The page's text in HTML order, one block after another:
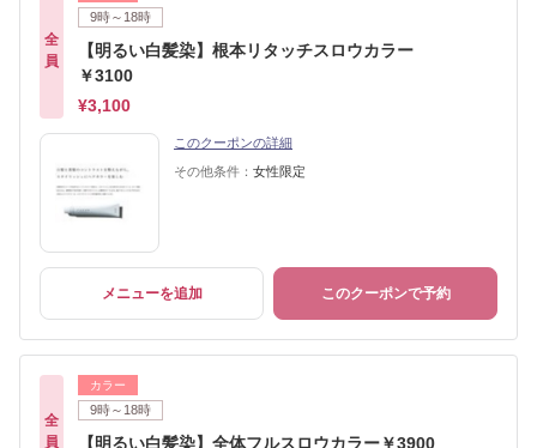
全
員
9時～18時
【明るい白髪染】根本リタッチスロウカラー
￥3100
¥3,100
このクーポンの詳細
その他条件： 女性限定
メニューを追加 このクーポンで予約
全
員
カラー
9時～18時
【明るい白髪染】全体フルスロウカラー￥3900